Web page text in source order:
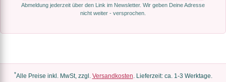
Abmeldung jederzeit über den Link im Newsletter. Wir geben Deine Adresse
nicht weiter - versprochen.
*Alle Preise inkl. MwSt, zzgl. Versandkosten. Lieferzeit: ca. 1-3 Werktage.